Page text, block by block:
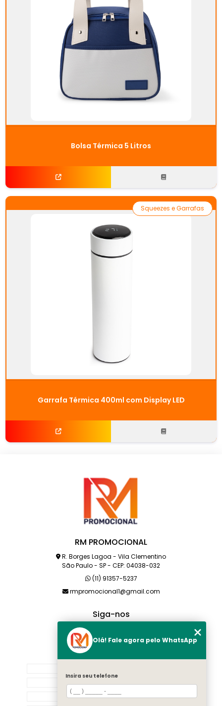
Bolsa Térmica 5 Litros
Garrafa Térmica 400ml com Display LED
Squeezes e Garrafas
RM PROMOCIONAL
R. Borges Lagoa - Vila Clementino
São Paulo - SP - CEP: 04038-032
(11) 91357-5237
rmpromocional1@gmail.com
Siga-nos
SOBRE NÓS
PRODUTOS
Olá! Fale agora pelo WhatsApp
Insira seu telefone